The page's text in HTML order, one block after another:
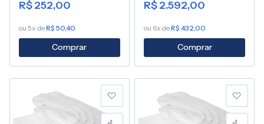
R$ 252,00
ou 5x deR$ 50,40
Comprar
R$ 2.592,00
ou 6x deR$ 432,00
Comprar
Adicionar à lista de